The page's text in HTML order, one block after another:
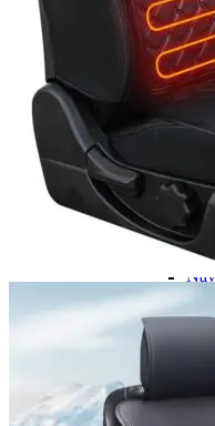
Passat
Skoda
Navigație
Portbagaj